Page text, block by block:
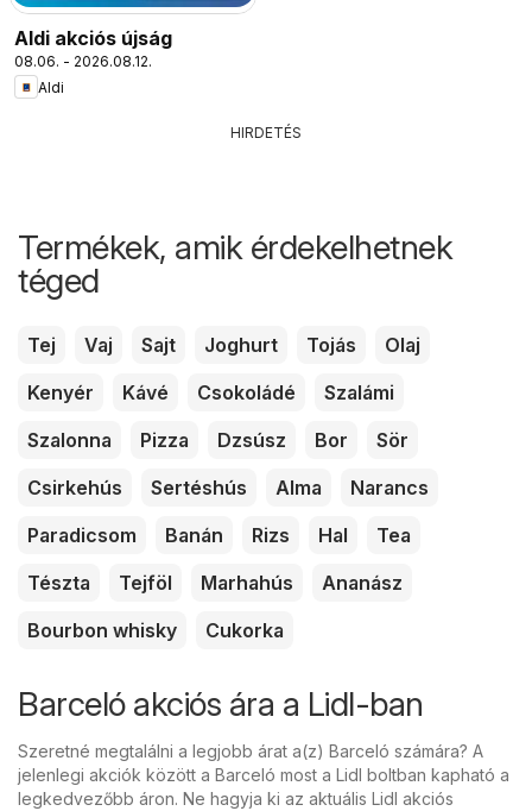
Aldi akciós újság
08.06. - 2026.08.12.
Aldi
HIRDETÉS
Termékek, amik érdekelhetnek
téged
Tej Vaj Sajt Joghurt Tojás
Olaj
Kenyér
Kávé Csokoládé
Szalámi
Szalonna
Pizza Dzsúsz Bor
Sör
Csirkehús
Sertéshús Alma
Narancs
Paradicsom
Banán Rizs Hal
Tea
Tészta
Tejföl Marhahús
Ananász
Bourbon whisky
Cukorka
Barceló akciós ára a Lidl-ban
Szeretné megtalálni a legjobb árat a(z) Barceló számára? A
jelenlegi akciók között a Barceló most a Lidl boltban kapható a
legkedvezőbb áron. Ne hagyja ki az aktuális Lidl akciós